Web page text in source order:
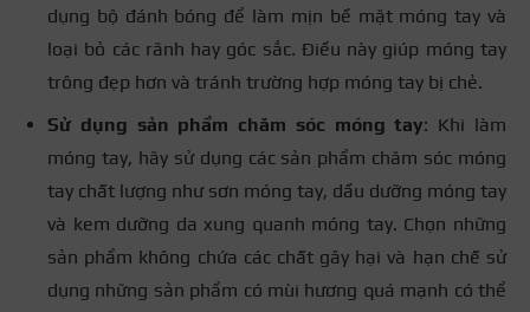
dụng bộ đánh bóng để làm mịn bề mặt móng tay và
loại bỏ các rãnh hay góc sắc. Điều này giúp móng tay
trông đẹp hơn và tránh trường hợp móng tay bị chẻ.
Sử dụng sản phẩm chăm sóc móng tay: Khi làm
móng tay, hãy sử dụng các sản phẩm chăm sóc móng
tay chất lượng như sơn móng tay, dầu dưỡng móng tay
và kem dưỡng da xung quanh móng tay. Chọn những
sản phẩm không chứa các chất gây hại và hạn chế sử
dụng những sản phẩm có mùi hương quá mạnh có thể